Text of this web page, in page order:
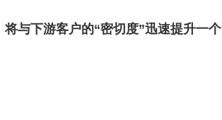
将与下游客户的“密切度”迅速提升一个